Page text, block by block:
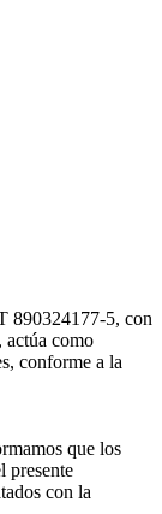
890324177-5, con
como
conforme a la
que los
presente
con la